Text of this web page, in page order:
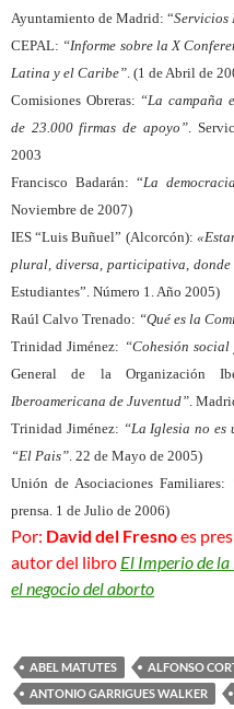
Ayuntamiento de Madrid: “Servicios
CEPAL: “Informe sobre la X
Latina y el Caribe”. (1 de Abril de
Comisiones Obreras: “La campaña
de 23.000 firmas de apoyo”.
2003
Francisco Badarán: “La
Noviembre de 2007)
IES “Luis Buñuel” (Alcorcón):
plural, diversa, participativa, donde
Estudiantes”. Número 1. Año 2005)
Raúl Calvo Trenado: “Qué es la
Trinidad Jiménez: “Cohesión
General de la Organización
Iberoamericana de Juventud”.
Trinidad Jiménez: “La Iglesia no
“El Pais”. 22 de Mayo de 2005)
Unión de Asociaciones Familiares:
prensa. 1 de Julio de 2006)
Por: David del Fresnoes
autor del libro El Imperio de
el negocio del aborto
ABEL MATUTES ALFONSO
ANTONIO GARRIGUES WALKER